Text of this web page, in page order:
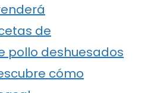
de
pollo deshuesados
cómo